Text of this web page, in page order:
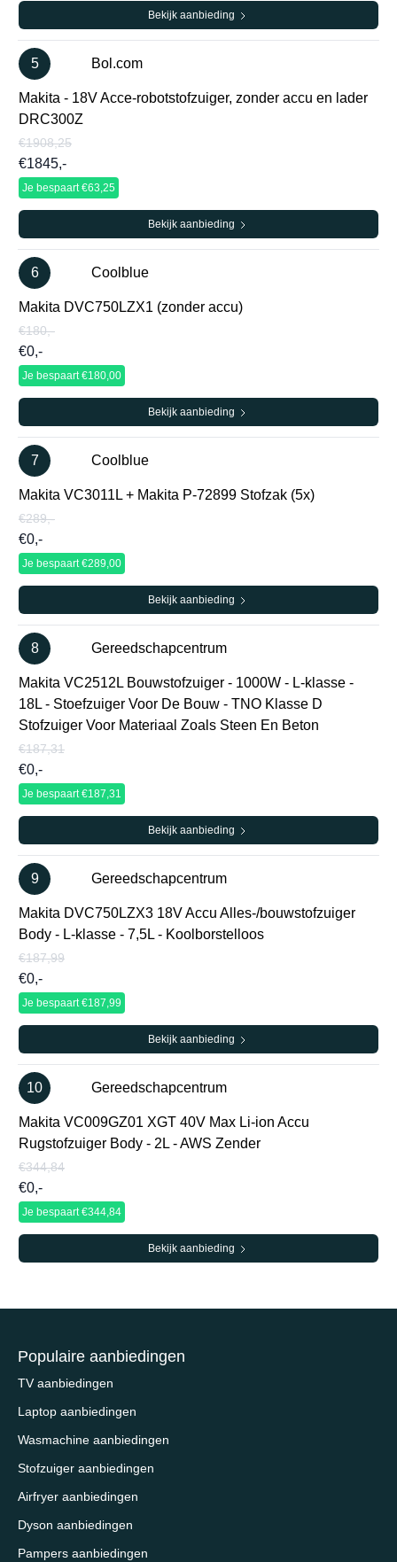
Bekijk aanbieding
5 Bol.com
Makita - 18V Acce-robotstofzuiger, zonder accu en lader
DRC300Z
€1908,25
€1845,-
Je bespaart €63,25
Bekijk aanbieding
6 Coolblue
Makita DVC750LZX1 (zonder accu)
€180,-
€0,-
Je bespaart €180,00
Bekijk aanbieding
7 Coolblue
Makita VC3011L + Makita P-72899 Stofzak (5x)
€289,-
€0,-
Je bespaart €289,00
Bekijk aanbieding
8 Gereedschapcentrum
Makita VC2512L Bouwstofzuiger - 1000W - L-klasse -
18L - Stoefzuiger Voor De Bouw - TNO Klasse D
Stofzuiger Voor Materiaal Zoals Steen En Beton
€187,31
€0,-
Je bespaart €187,31
Bekijk aanbieding
9 Gereedschapcentrum
Makita DVC750LZX3 18V Accu Alles-/bouwstofzuiger
Body - L-klasse - 7,5L - Koolborstelloos
€187,99
€0,-
Je bespaart €187,99
Bekijk aanbieding
10 Gereedschapcentrum
Makita VC009GZ01 XGT 40V Max Li-ion Accu
Rugstofzuiger Body - 2L - AWS Zender
€344,84
€0,-
Je bespaart €344,84
Bekijk aanbieding
Populaire aanbiedingen
TV aanbiedingen
Laptop aanbiedingen
Wasmachine aanbiedingen
Stofzuiger aanbiedingen
Airfryer aanbiedingen
Dyson aanbiedingen
Pampers aanbiedingen